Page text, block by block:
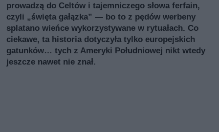
prowadzą do Celtów i tajemniczego słowa ferfain,
czyli „święta gałązka” — bo to z pędów werbeny
splatano wieńce wykorzystywane w rytuałach. Co
ciekawe, ta historia dotyczyła tylko europejskich
gatunków… tych z Ameryki Południowej nikt wtedy
jeszcze nawet nie znał.